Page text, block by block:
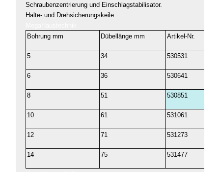
Schraubenzentrierung und Einschlagstabilisator.
Halte- und Drehsicherungskeile.
Bohrung mm
Dübellänge mm Artikel-Nr.
5 34 530531
6 36 530641
8 51 530851
10 61 531061
12 71 531273
14 75 531477